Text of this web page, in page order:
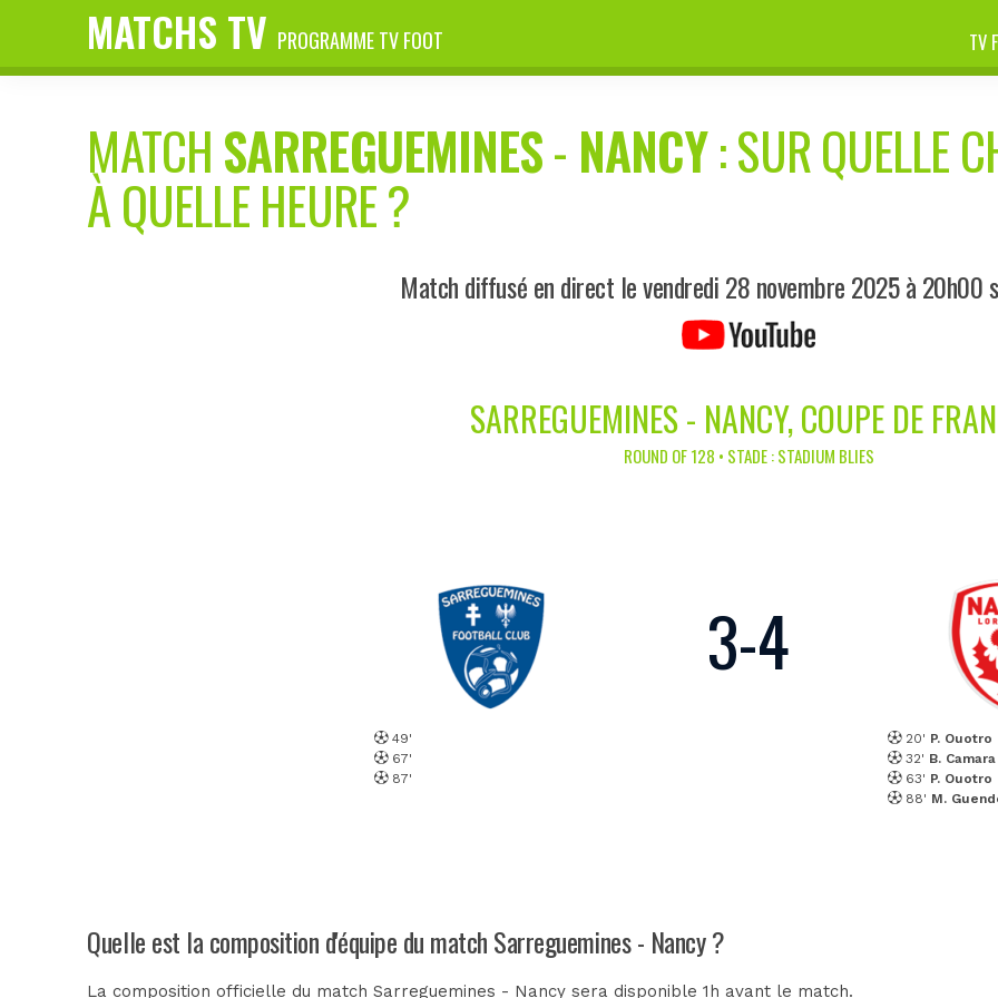
MATCHS TV PROGRAMME TV FOOT TV
MATCHSARREGUEMINES- NANCY: SUR QUELLE
À QUELLE HEURE ?
Match diffusé en direct le vendredi 28 novembre 2025 à 20h00
SARREGUEMINES - NANCY, COUPE DE
ROUND OF 128 • STADE : STADIUM BLIES
49'
67'
87'
3-4
20' P. Ouotro
32' B. Camara
63' P. Ouotro
88' M.
Quelle est la composition d'équipe du match Sarreguemines - Nancy ?
La composition officielle du match Sarreguemines - Nancy sera disponible 1h avant le match.